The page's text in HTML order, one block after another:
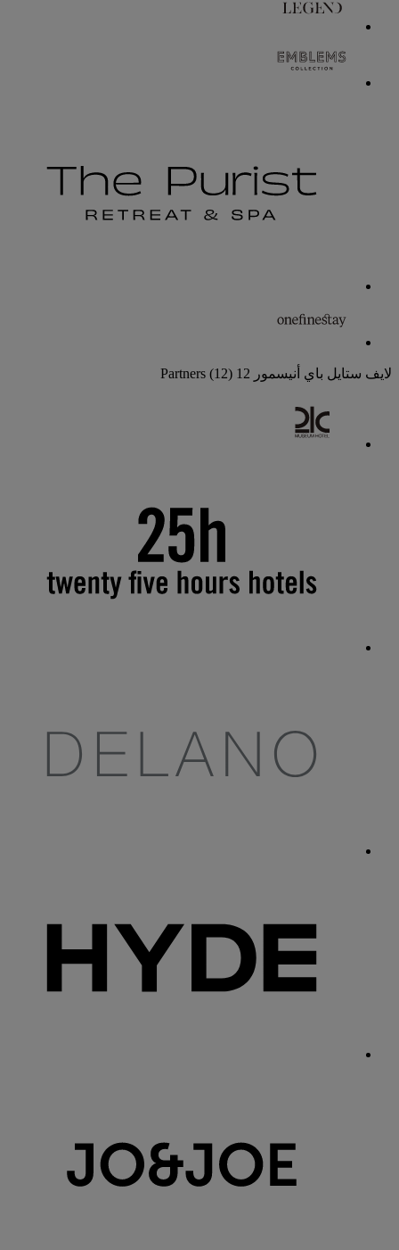
لايف ستايل باي أنيسمور 12 Partners
(12)